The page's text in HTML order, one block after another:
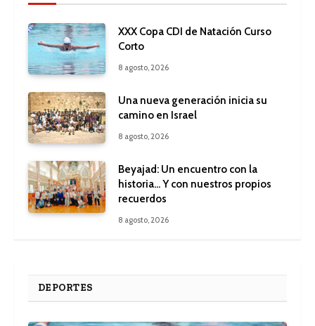
XXX Copa CDI de Natación Curso
Corto
8 agosto, 2026
Una nueva generación inicia su
camino en Israel
8 agosto, 2026
Beyajad: Un encuentro con la
historia… Y con nuestros propios
recuerdos
8 agosto, 2026
DEPORTES